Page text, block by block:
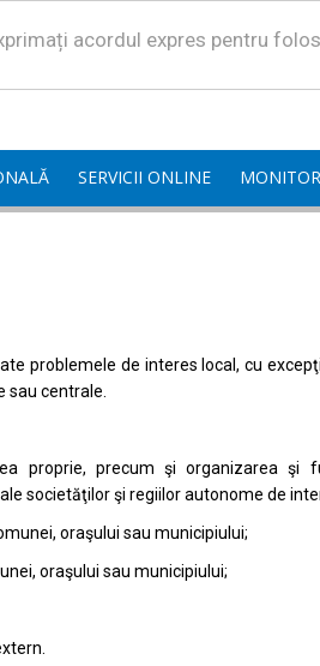
acordul expres pentru
SERVICII ONLINE
problemele de interes local, cu
sau centrale.
proprie, precum şi organizarea şi
societăţilor şi regiilor autonome de
oraşului sau municipiului;
oraşului sau municipiului;